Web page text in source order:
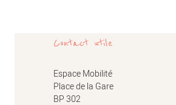
Contact utile
Espace Mobilité
Place de la Gare
BP 302